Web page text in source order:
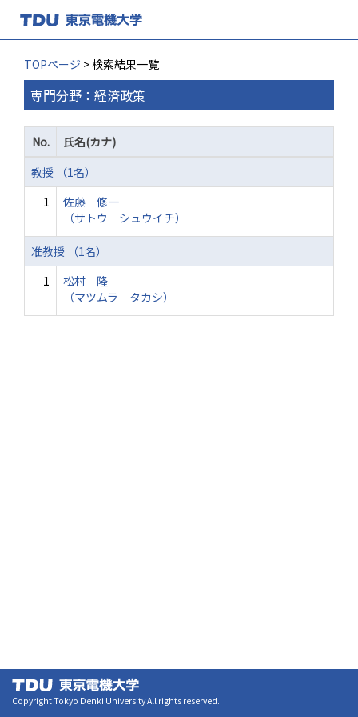
TOPページ > 検索結果一覧
専門分野：経済政策
No.
氏名(カナ)
教授 （1名）
1
佐藤 修一
（サトウ シュウイチ）
准教授 （1名）
1
松村 隆
（マツムラ タカシ）
Copyright Tokyo Denki University All rights reserved.